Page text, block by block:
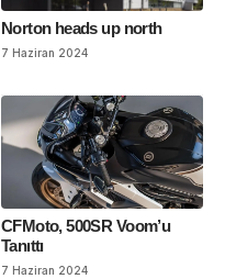
Norton heads up north
7 Haziran 2024
CFMoto, 500SR Voom’u
Tanıttı
7 Haziran 2024